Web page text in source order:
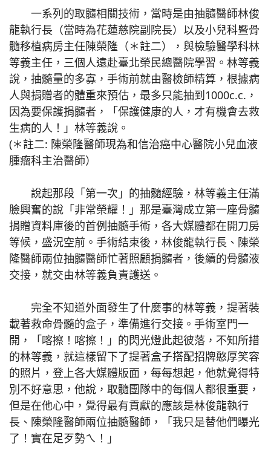
一系列的取髓相關技術，當時是由抽髓醫師林俊
龍執行長（當時為花蓮慈院副院長）以及小兒科暨骨
髓移植病房主任陳榮隆（＊註二），與檢驗醫學科林
等義主任，三個人遠赴臺北榮民總醫院學習。林等義
說，抽髓量的多寡，手術前就由醫檢師精算，根據病
人與捐贈者的體重來預估，最多只能抽到1000c.c.，
因為要保護捐髓者，「保護健康的人，才有機會去救
生病的人！」林等義說。
(＊註二: 陳榮隆醫師現為和信治癌中心醫院小兒血液
腫瘤科主治醫師）
說起那段「第一次」的抽髓經驗，林等義主任滿
臉興奮的說「非常榮耀！」那是臺灣成立第一座骨髓
捐贈資料庫後的首例抽髓手術，各大媒體都在開刀房
等候，盛況空前。手術結束後，林俊龍執行長、陳榮
隆醫師兩位抽髓醫師忙著照顧捐髓者，後續的骨髓液
交接，就交由林等義負責護送。
完全不知道外面發生了什麼事的林等義，提著裝
載著救命骨髓的盒子，準備進行交接。手術室門一
開，「喀擦！喀擦！」的閃光燈此起彼落，不知所措
的林等義，就這樣留下了提著盒子搭配招牌憨厚笑容
的照片，登上各大媒體版面，每每想起，他就覺得特
別不好意思，他說，取髓團隊中的每個人都很重要，
但是在他心中，覺得最有貢獻的應該是林俊龍執行
長、陳榮隆醫師兩位抽髓醫師，「我只是替他們曝光
了！實在足歹勢ㄟ！」